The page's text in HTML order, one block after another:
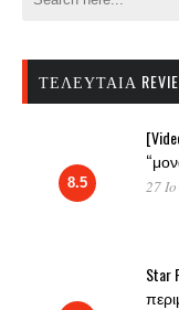
ΤΕΛΕΥΤΑΊΑ
8.5 27
Star